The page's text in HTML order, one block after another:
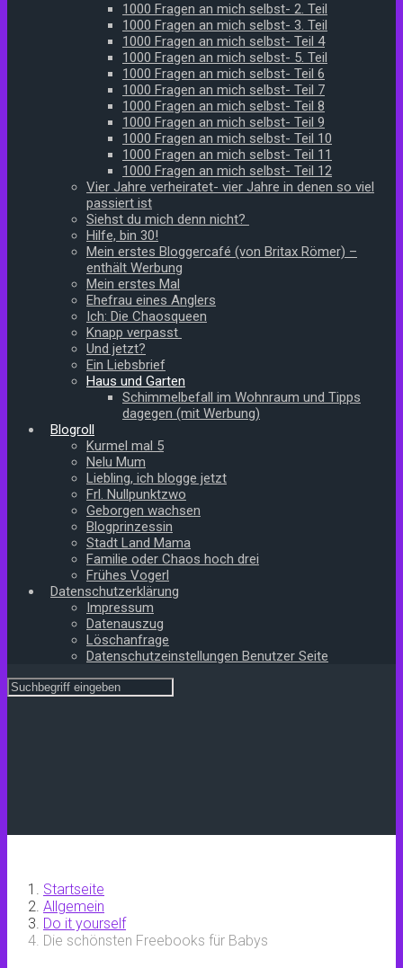
1000 Fragen an mich selbst- 2. Teil
1000 Fragen an mich selbst- 3. Teil
1000 Fragen an mich selbst- Teil 4
1000 Fragen an mich selbst- 5. Teil
1000 Fragen an mich selbst- Teil 6
1000 Fragen an mich selbst- Teil 7
1000 Fragen an mich selbst- Teil 8
1000 Fragen an mich selbst- Teil 9
1000 Fragen an mich selbst- Teil 10
1000 Fragen an mich selbst- Teil 11
1000 Fragen an mich selbst- Teil 12
Vier Jahre verheiratet- vier Jahre in denen so viel
passiert ist
Siehst du mich denn nicht?
Hilfe, bin 30!
Mein erstes Bloggercafé (von Britax Römer) –
enthält Werbung
Mein erstes Mal
Ehefrau eines Anglers
Ich: Die Chaosqueen
Knapp verpasst
Und jetzt?
Ein Liebsbrief
Haus und Garten
Schimmelbefall im Wohnraum und Tipps
dagegen (mit Werbung)
Blogroll
Kurmel mal 5
Nelu Mum
Liebling, ich blogge jetzt
Frl. Nullpunktzwo
Geborgen wachsen
Blogprinzessin
Stadt Land Mama
Familie oder Chaos hoch drei
Frühes Vogerl
Datenschutzerklärung
Impressum
Datenauszug
Löschanfrage
Datenschutzeinstellungen Benutzer Seite
Startseite
Allgemein
Do it yourself
Die schönsten Freebooks für Babys